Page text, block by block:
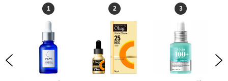
Previous
1 2 3
Next